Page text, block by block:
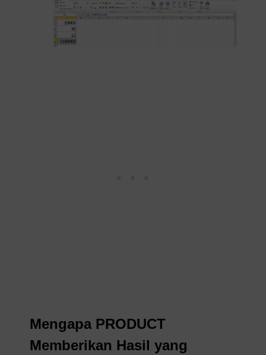
Mengapa PRODUCT
Memberikan Hasil yang